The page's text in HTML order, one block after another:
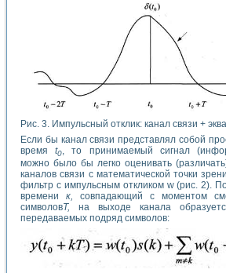
Рис. 3. Импульсный отклик: канал связи +
Если бы канал связи представлял собой
времяt0, то принимаемый сигнал
можно было бы легко оценивать
каналов связи с математической точки
фильтр с импульсным откликом w (рис. 2).
времени к, совпадающий с моментом
символовТ, на выходе канала
передаваемых подряд символов: